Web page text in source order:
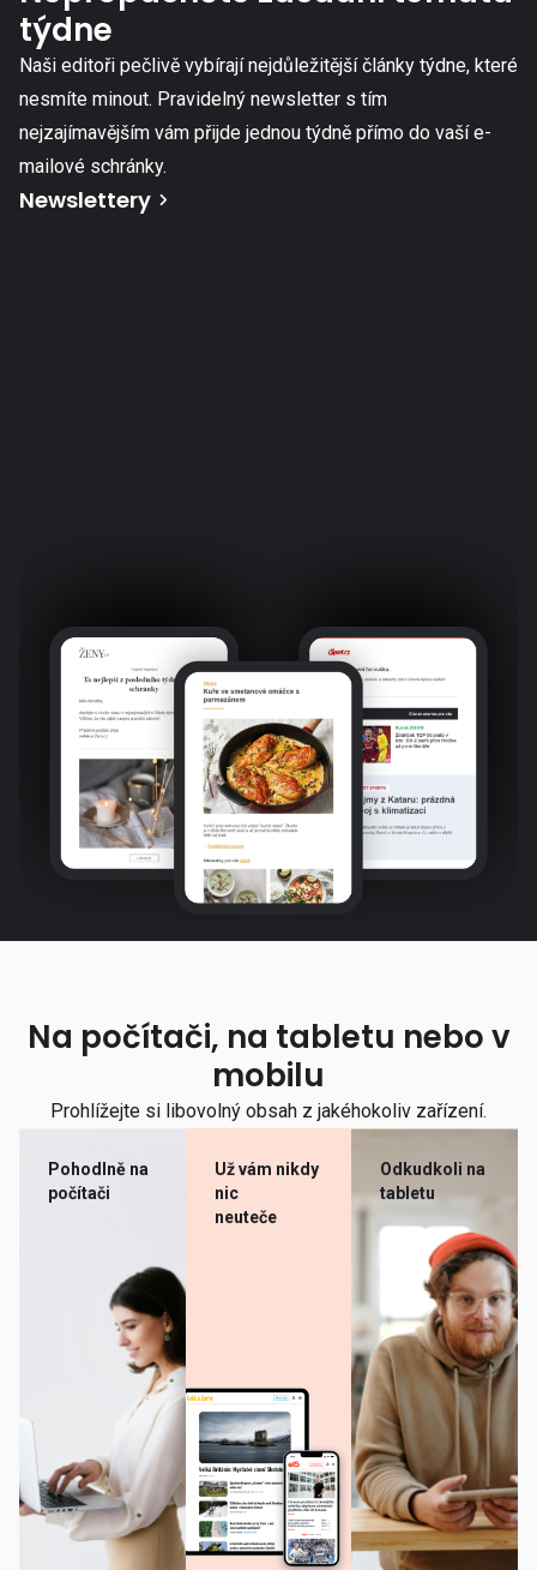
týdne
Naši editoři pečlivě vybírají nejdůležitější články týdne, které
nesmíte minout. Pravidelný newsletter s tím
nejzajímavějším vám přijde jednou týdně přímo do vaší e-
mailové schránky.
Newslettery
Na počítači, na tabletu nebo v
mobilu
Prohlížejte si libovolný obsah z jakéhokoliv zařízení.
Pohodlně na
počítači
Už vám nikdy
nic
neuteče
Odkudkoli na
tabletu